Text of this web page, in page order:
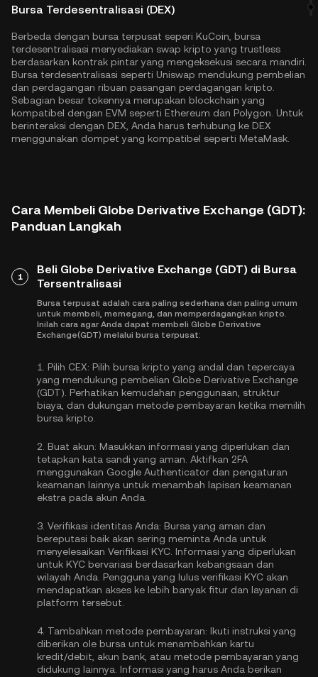
Bursa Terdesentralisasi (DEX)
Berbeda dengan bursa terpusat seperi KuCoin, bursa
terdesentralisasi menyediakan swap kripto yang trustless
berdasarkan kontrak pintar yang mengeksekusi secara mandiri.
Bursa terdesentralisasi seperti Uniswap mendukung pembelian
dan perdagangan ribuan pasangan perdagangan kripto.
Sebagian besar tokennya merupakan blockchain yang
kompatibel dengan EVM seperti Ethereum dan Polygon . Untuk
berinteraksi dengan DEX, Anda harus terhubung ke DEX
menggunakan dompet yang kompatibel seperti MetaMask.
Cara Membeli Globe Derivative Exchange (GDT):
Panduan Langkah
1
Beli Globe Derivative Exchange (GDT) di Bursa
Tersentralisasi
Bursa terpusat adalah cara paling sederhana dan paling umum
untuk membeli, memegang, dan memperdagangkan kripto.
Inilah cara agar Anda dapat membeli Globe Derivative
Exchange(GDT) melalui bursa terpusat:
1. Pilih CEX: Pilih bursa kripto yang andal dan tepercaya
yang mendukung pembelian Globe Derivative Exchange
(GDT). Perhatikan kemudahan penggunaan, struktur
biaya, dan dukungan metode pembayaran ketika memilih
bursa kripto.
2. Buat akun: Masukkan informasi yang diperlukan dan
tetapkan kata sandi yang aman. Aktifkan 2FA
menggunakan Google Authenticator dan pengaturan
keamanan lainnya untuk menambah lapisan keamanan
ekstra pada akun Anda.
3. Verifikasi identitas Anda: Bursa yang aman dan
bereputasi baik akan sering meminta Anda untuk
menyelesaikan Verifikasi KYC . Informasi yang diperlukan
untuk KYC bervariasi berdasarkan kebangsaan dan
wilayah Anda. Pengguna yang lulus verifikasi KYC akan
mendapatkan akses ke lebih banyak fitur dan layanan di
platform tersebut.
4. Tambahkan metode pembayaran: Ikuti instruksi yang
diberikan ole bursa untuk menambahkan kartu
kredit/debit, akun bank, atau metode pembayaran yang
didukung lainnya. Informasi yang harus Anda berikan